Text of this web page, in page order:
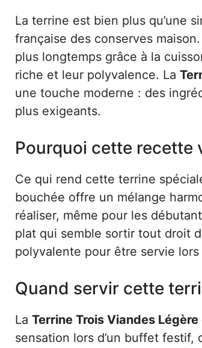
La terrine est bien plus qu’une
française des conserves
plus longtemps grâce à la
riche et leur polyvalence. La
une touche moderne : des
plus exigeants.
Pourquoi cette recette
Ce qui rend cette terrine
bouchée offre un mélange
réaliser, même pour les
plat qui semble sortir tout droit
polyvalente pour être servie lors
Quand servir cette
La Terrine Trois Viandes
sensation lors d’un buffet